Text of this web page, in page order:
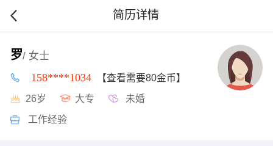
简历详情
罗/ 女士
158****1034 【查看需要80金币】
26岁 大专 未婚
工作经验